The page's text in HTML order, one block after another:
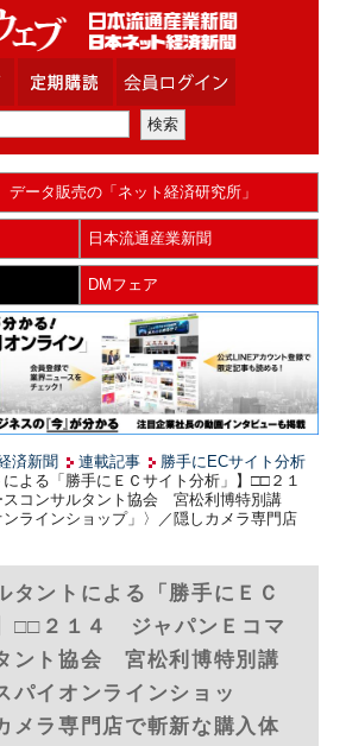
データ販売の「ネット経済研究所」
日本流通産業新聞
DMフェア
済新聞 連載記事
勝手にECサイト分析
による「勝手にＥＣサイト分析」】□□２１
コンサルタント協会 宮松利博特別講
ラインショップ」〉／隠しカメラ専門店
タントによる「勝手にＥＣ
□□２１４ ジャパンＥコマ
ント協会 宮松利博特別講
パイオンラインショッ
メラ専門店で斬新な購入体